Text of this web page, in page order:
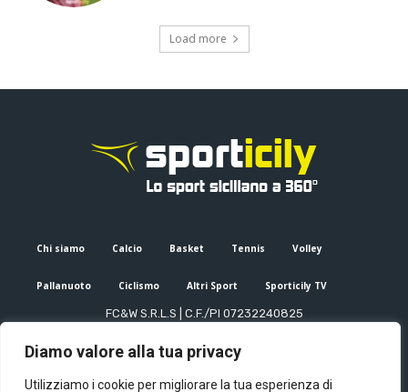
Diamo valore alla tua privacy
Utilizziamo i cookie per migliorare la tua esperienza di
Load more
Chi siamo Calcio Basket Tennis Volley
Pallanuoto Ciclismo Altri Sport Sporticily TV
FC&W S.R.L.S | C.F./PI 07232240825
Editore e direttore responsabile: Francesco Cammuca | Registro
Mail: info@sporticily.it| Telefono:+39 371 788 7216